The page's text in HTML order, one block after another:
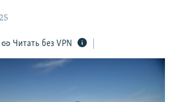
Читать без VPN